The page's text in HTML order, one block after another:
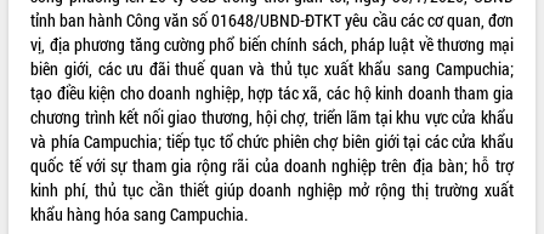
tỉnh ban hành Công văn số 01648/UBND-ĐTKT yêu cầu các cơ quan, đơn
vị, địa phương tăng cường phổ biến chính sách, pháp luật về thương mại
biên giới, các ưu đãi thuế quan và thủ tục xuất khẩu sang Campuchia;
tạo điều kiện cho doanh nghiệp, hợp tác xã, các hộ kinh doanh tham gia
chương trình kết nối giao thương, hội chợ, triển lãm tại khu vực cửa khẩu
và phía Campuchia; tiếp tục tổ chức phiên chợ biên giới tại các cửa khẩu
quốc tế với sự tham gia rộng rãi của doanh nghiệp trên địa bàn; hỗ trợ
kinh phí, thủ tục cần thiết giúp doanh nghiệp mở rộng thị trường xuất
khẩu hàng hóa sang Campuchia.